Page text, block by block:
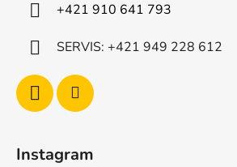
+421 910 641 793
SERVIS: +421 949 228 612
Instagram